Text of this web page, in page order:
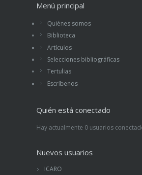
Menú principal
Quiénes somos
Biblioteca
Artículos
Selecciones bibliográficas
Tertulias
Escríbenos
Quién está conectado
Hay actualmente 0 usuarios
Nuevos usuarios
ICARO